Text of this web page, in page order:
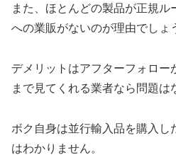
また、ほとんどの製品が正規ル
への業販がないのが理由でしょ
デメリットはアフターフォロー
まで見てくれる業者なら問題は
ボク自身は並行輸入品を購入し
はわかりません。